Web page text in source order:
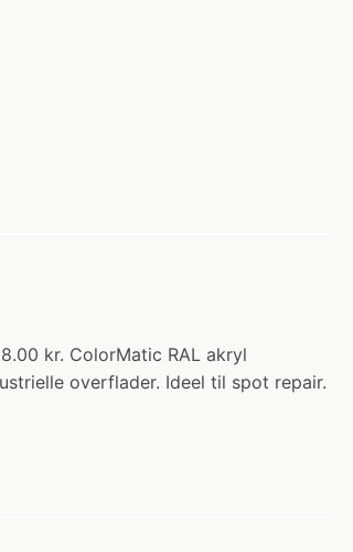
kr. ColorMatic RAL akryl
overflader. Ideel til spot repair.